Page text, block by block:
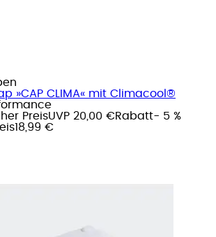
»CAP CLIMA« mit Climacool®
PreisUVP 20,00 €Rabatt- 5 %
18,99 €